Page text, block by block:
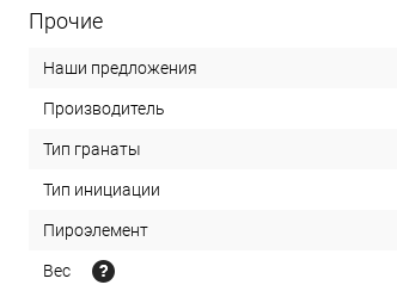
Прочие
Наши предложения
Производитель
Тип гранаты
Тип инициации
Пироэлемент
Вес